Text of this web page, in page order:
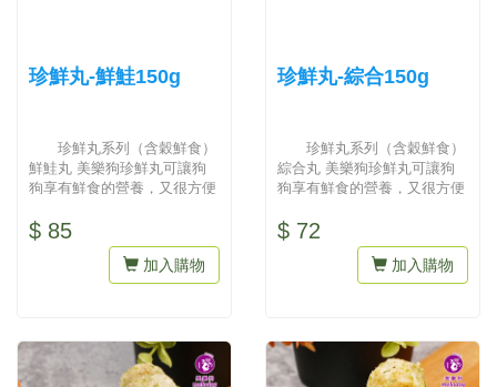
珍鮮丸-鮮鮭150g
珍鮮丸系列（含穀鮮食）
鮮鮭丸 美樂狗珍鮮丸可讓狗
狗享有鮮食的營養，又很方便
加...
$ 85
加入購物
珍鮮丸-綜合150g
珍鮮丸系列（含穀鮮食）
綜合丸 美樂狗珍鮮丸可讓狗
狗享有鮮食的營養，又很方便
加...
$ 72
加入購物